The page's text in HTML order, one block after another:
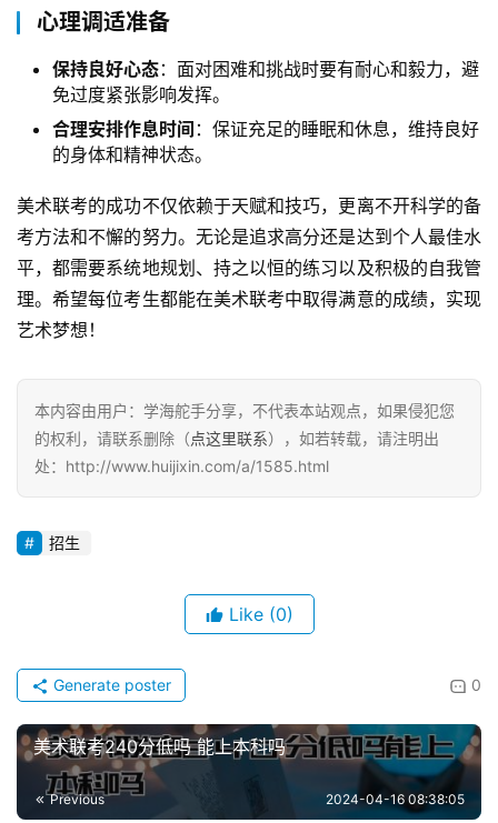
心理调适准备
保持良好心态：面对困难和挑战时要有耐心和毅力，避
免过度紧张影响发挥。
合理安排作息时间 ：保证充足的睡眠和休息，维持良好
的身体和精神状态。
美术联考的成功不仅依赖于天赋和技巧，更离不开科学的备
考方法和不懈的努力。无论是追求高分还是达到个人最佳水
平，都需要系统地规划、持之以恒的练习以及积极的自我管
理。希望每位考生都能在美术联考中取得满意的成绩，实现
艺术梦想！
本内容由用户：学海舵手分享，不代表本站观点，如果侵犯您
的权利，请联系删除（点这里联系），如若转载，请注明出
处：http://www.huijixin.com/a/1585.html
招生
Like (0)
0
Generate poster
美术联考240分低吗 能上本科吗
Previous 2024-04-16 08:38:05